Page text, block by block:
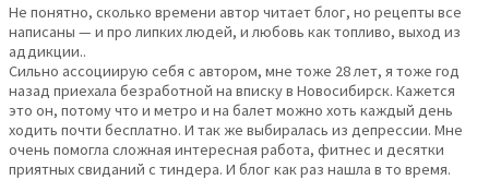
Не понятно, сколько времени автор читает блог, но рецепты все
написаны — и про липких людей, и любовь как топливо, выход из
аддикции..
Сильно ассоциирую себя с автором, мне тоже 28 лет, я тоже год
назад приехала безработной на вписку в Новосибирск. Кажется
это он, потому что и метро и на балет можно хоть каждый день
ходить почти бесплатно. И так же выбиралась из депрессии. Мне
очень помогла сложная интересная работа, фитнес и десятки
приятных свиданий с тиндера. И блог как раз нашла в то время.